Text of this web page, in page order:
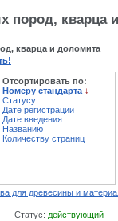
пород, кварца
кварца и доломита
Отсортировать по:
Номеру стандарта ↓
Статусу
Дате регистрации
Дате введения
Названию
Количеству страниц
для древесины и
Статус: действующий